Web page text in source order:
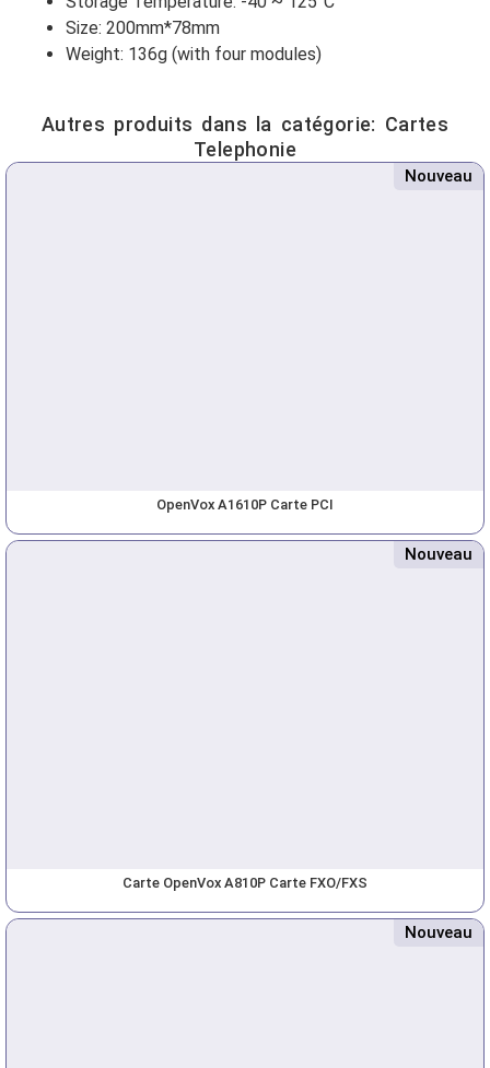
Size: 200mm*78mm
Weight: 136g (with four modules)
Autres produits dans la catégorie: Cartes
Telephonie
Nouveau
OpenVox A1610P Carte PCI
Nouveau
Carte OpenVox A810P Carte FXO/FXS
Nouveau